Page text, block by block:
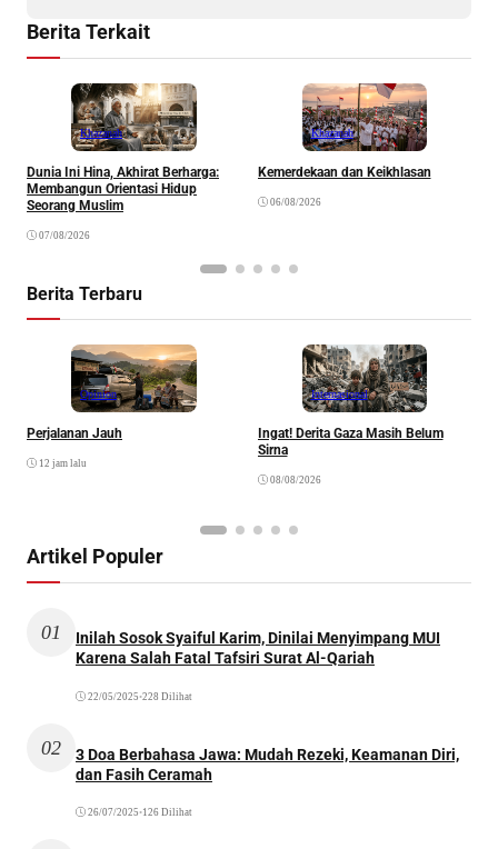
Berita Terkait
Khazanah
Dunia Ini Hina, Akhirat Berharga:
Membangun Orientasi Hidup
Seorang Muslim
07/08/2026
Khazanah
Kemerdekaan dan Keikhlasan
06/08/2026
Berita Terbaru
Opinion
Perjalanan Jauh
12 jam lalu
Internasional
Ingat! Derita Gaza Masih Belum
Sirna
08/08/2026
Artikel Populer
01
Inilah Sosok Syaiful Karim, Dinilai Menyimpang MUI
Karena Salah Fatal Tafsiri Surat Al-Qariah
22/05/2025 •228 Dilihat
02
3 Doa Berbahasa Jawa: Mudah Rezeki, Keamanan Diri,
dan Fasih Ceramah
26/07/2025 •126 Dilihat